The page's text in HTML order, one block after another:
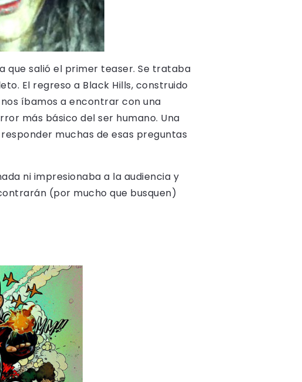
que salió el primer teaser. Se trataba
El regreso a Black Hills, construido
íbamos a encontrar con una
más básico del ser humano. Una
muchas de esas preguntas
ni impresionaba a la audiencia y
(por mucho que busquen)